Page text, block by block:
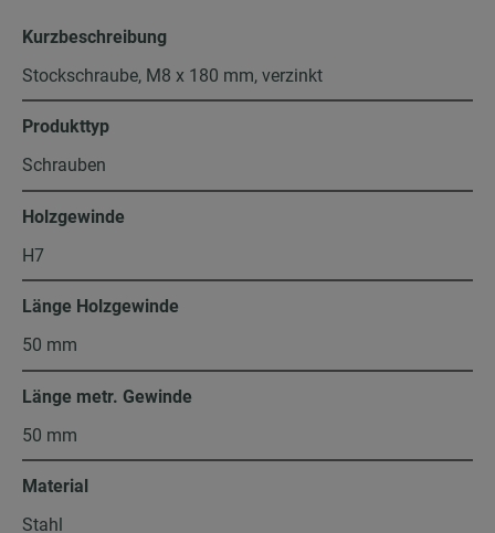
Kurzbeschreibung
Stockschraube, M8 x 180 mm, verzinkt
Produkttyp
Schrauben
Holzgewinde
H7
Länge Holzgewinde
50 mm
Länge metr. Gewinde
50 mm
Material
Stahl